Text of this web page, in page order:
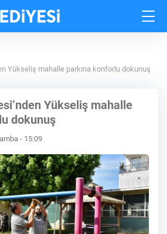
Yükseliş mahalle parkına konforlu dokunuş
Yükseliş mahalle
dokunuş
- 15:09